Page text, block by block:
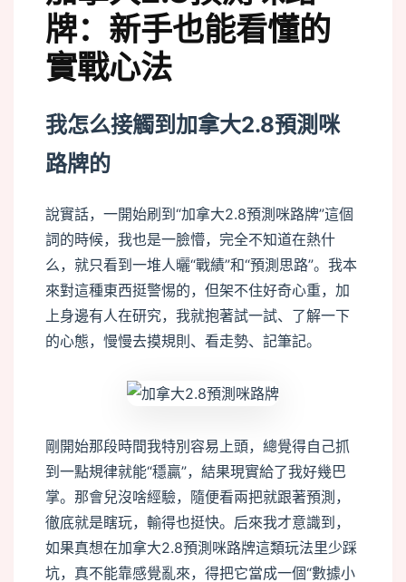
牌：新手也能看懂的
實戰心法
我怎么接觸到加拿大2.8預測咪
路牌的
說實話，一開始刷到“加拿大2.8預測咪路牌”這個
詞的時候，我也是一臉懵，完全不知道在熱什
么，就只看到一堆人曬“戰績”和“預測思路”。我本
來對這種東西挺警惕的，但架不住好奇心重，加
上身邊有人在研究，我就抱著試一試、了解一下
的心態，慢慢去摸規則、看走勢、記筆記。
pixel
剛開始那段時間我特別容易上頭，總覺得自己抓
到一點規律就能“穩贏”，結果現實給了我好幾巴
掌。那會兒沒啥經驗，隨便看兩把就跟著預測，
徹底就是瞎玩，輸得也挺快。后來我才意識到，
如果真想在加拿大2.8預測咪路牌這類玩法里少踩
坑，真不能靠感覺亂來，得把它當成一個“數據小